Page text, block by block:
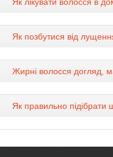
Як позбутися від
Жирні волосся догляд,
Як правильно